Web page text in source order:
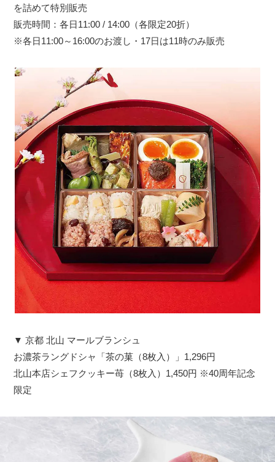
を詰めて特別販売
販売時間：各日11:00 / 14:00（各限定20折）
※各日11:00～16:00のお渡し・17日は11時のみ販売
▼ 京都 北山 マールブランシュ
お濃茶ラングドシャ「茶の菓（8枚入）」1,296円
北山本店シェフクッキー苺（8枚入）1,450円 ※40周年記念
限定